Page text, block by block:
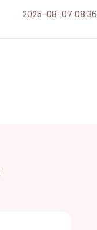
2025-08-07 08:36